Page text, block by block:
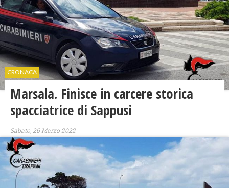
CRONACA
Marsala. Finisce in carcere storica
spacciatrice di Sappusi
Sabato, 26 Marzo 2022